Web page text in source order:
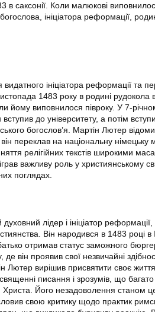
в саксонії. Коли малюкові
богослова, ініціатора реформації,
ініціатора реформації та
1483 року в родині рудокола
йому виповнилося півроку. У 7-
до університету, а потім
богослов’я. Мартін Лютер
він переклав на національну
релігійних текстів широкими
важливу роль у християнському
поглядах.
лідер і ініціатор
Він народився в 1483 році в
отримав статус заможного
він проявив свої незвичайні
Лютер вирішив присвятити своє
писання і зрозумів, що
Христа. Його незадоволення станом
свою критику щодо практик